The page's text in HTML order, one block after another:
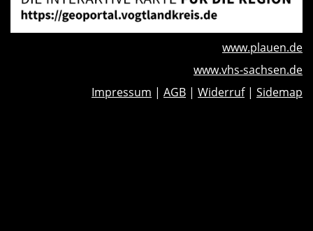
www.plauen.de
www.vhs-sachsen.de
Impressum | AGB | Widerruf| Sidemap